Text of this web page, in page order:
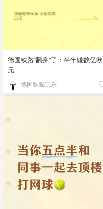
德国铁路“翻身”了：半年赚数亿欧
元
德国吃喝玩乐